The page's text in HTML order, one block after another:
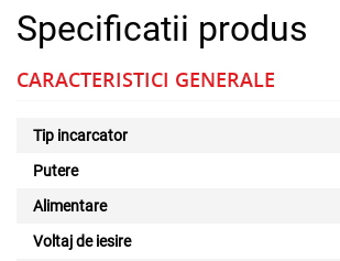
Specificatii produs
CARACTERISTICI GENERALE
Tip incarcator
Putere
Alimentare
Voltaj de iesire